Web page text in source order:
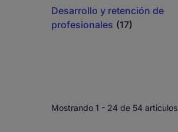
Desarrollo y retención de
profesionales (17)
Mostrando 1 - 24 de 54 articulos